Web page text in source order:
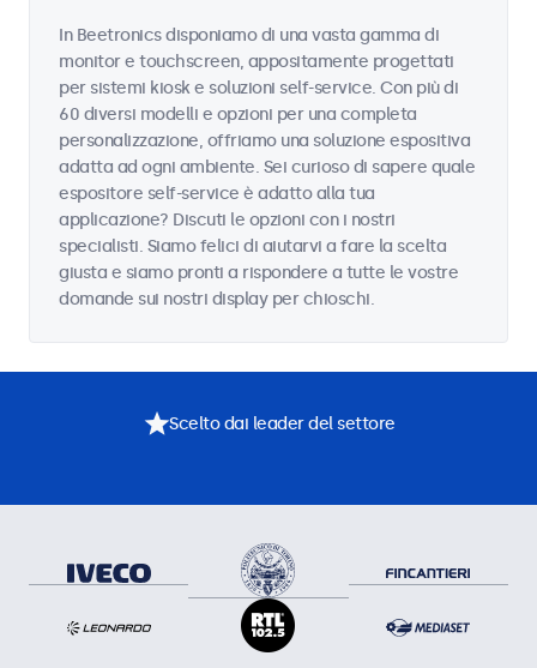
In Beetronics disponiamo di una vasta gamma di
monitor e touchscreen, appositamente progettati
per sistemi kiosk e soluzioni self-service. Con più di
60 diversi modelli e opzioni per una completa
personalizzazione, offriamo una soluzione espositiva
adatta ad ogni ambiente. Sei curioso di sapere quale
espositore self-service è adatto alla tua
applicazione? Discuti le opzioni con i nostri
specialisti. Siamo felici di aiutarvi a fare la scelta
giusta e siamo pronti a rispondere a tutte le vostre
domande sui nostri display per chioschi.
Scelto dai leader del settore